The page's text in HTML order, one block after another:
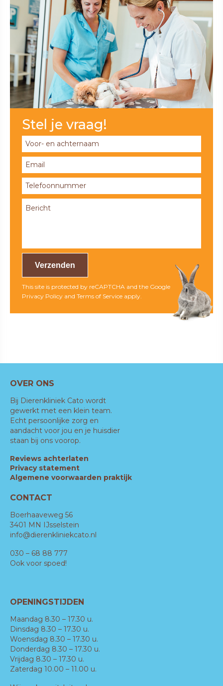
Stel je vraag!
This site is protected by reCAPTCHA and the Google
Privacy Policy and Terms of Service apply.
OVER ONS
Bij Dierenkliniek Cato wordt
gewerkt met een klein team.
Echt persoonlijke zorg en
aandacht voor jou en je huisdier
staan bij ons voorop.
Reviews achterlaten
Privacy statement
Algemene voorwaarden praktijk
CONTACT
Boerhaaveweg 56
3401 MN IJsselstein
info@dierenkliniekcato.nl
030 – 68 88 777
Ook voor spoed!
OPENINGSTIJDEN
Maandag 8.30 – 17.30 u.
Dinsdag 8.30 – 17.30 u.
Woensdag 8.30 – 17.30 u.
Donderdag 8.30 – 17.30 u.
Vrijdag 8.30 – 17.30 u.
Zaterdag 10.00 – 11.00 u.